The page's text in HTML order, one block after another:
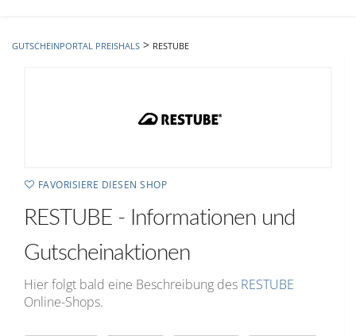
GUTSCHEINPORTAL PREISHALS > RESTUBE
FAVORISIERE DIESEN SHOP
RESTUBE - Informationen und
Gutscheinaktionen
Hier folgt bald eine Beschreibung des RESTUBE
Online-Shops.